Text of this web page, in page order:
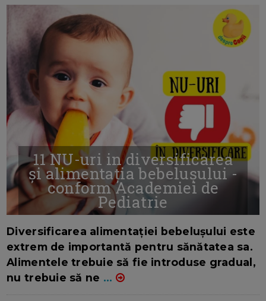
11 NU-uri in diversificarea
și alimentația bebelușului -
conform Academiei de
Pediatrie
Diversificarea alimentației bebelușului este
extrem de importantă pentru sănătatea sa.
Alimentele trebuie să fie introduse gradual,
nu trebuie să ne ...